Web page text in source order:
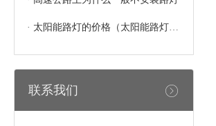
· 太阳能路灯的价格（太阳能路灯多少钱一个）
联系我们